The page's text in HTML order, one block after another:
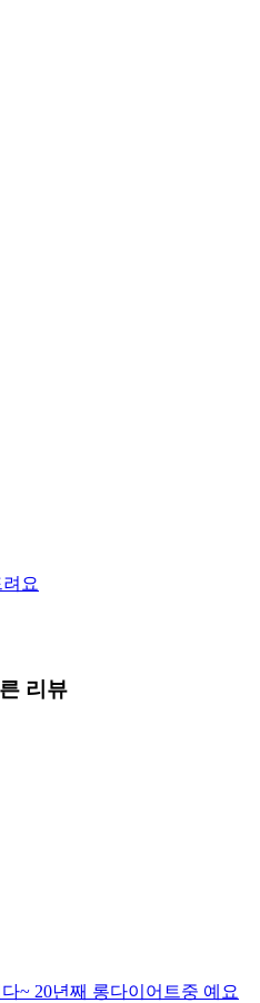
요
리뷰
~ 20년째 롱다이어트중 예요